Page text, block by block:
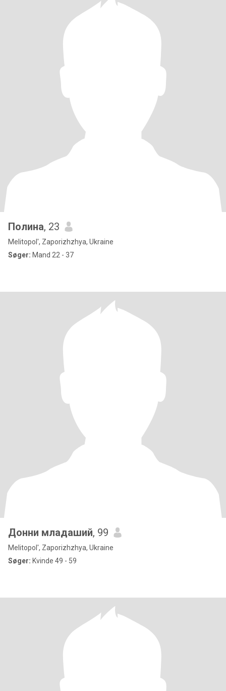
Полина, 23
Melitopol', Zaporizhzhya, Ukraine
Søger: Mand 22 - 37
Донни младаший, 99
Melitopol', Zaporizhzhya, Ukraine
Søger: Kvinde 49 - 59